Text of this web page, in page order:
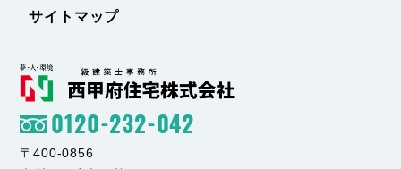
サイトマップ
0120-232-042
〒400-0856